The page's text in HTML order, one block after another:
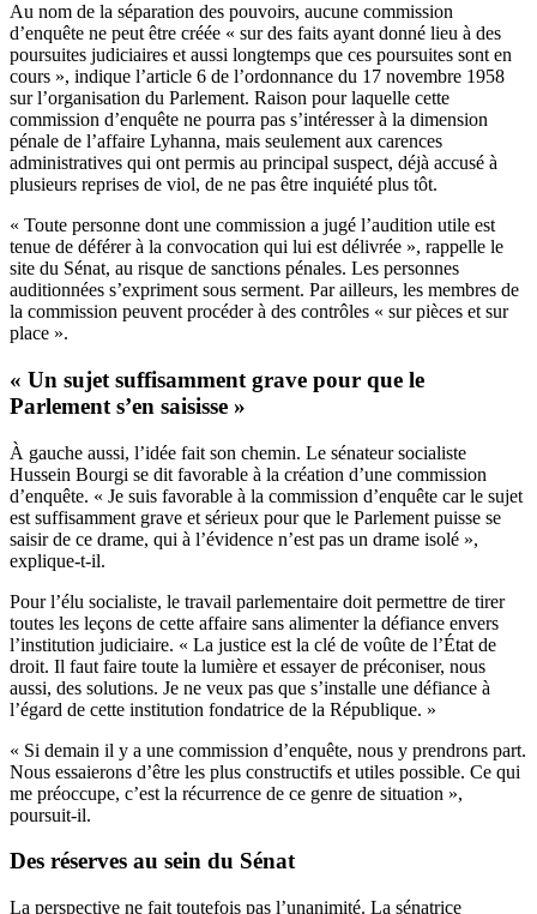
Au nom de la séparation des pouvoirs, aucune commission
d’enquête ne peut être créée « sur des faits ayant donné lieu à des
poursuites judiciaires et aussi longtemps que ces poursuites sont en
cours », indique l’article 6 de l’ordonnance du 17 novembre 1958
sur l’organisation du Parlement. Raison pour laquelle cette
commission d’enquête ne pourra pas s’intéresser à la dimension
pénale de l’affaire Lyhanna, mais seulement aux carences
administratives qui ont permis au principal suspect, déjà accusé à
plusieurs reprises de viol, de ne pas être inquiété plus tôt.
« Toute personne dont une commission a jugé l’audition utile est
tenue de déférer à la convocation qui lui est délivrée », rappelle le
site du Sénat, au risque de sanctions pénales. Les personnes
auditionnées s’expriment sous serment. Par ailleurs, les membres de
la commission peuvent procéder à des contrôles « sur pièces et sur
place ».
« Un sujet suffisamment grave pour que le
Parlement s’en saisisse »
À gauche aussi, l’idée fait son chemin. Le sénateur socialiste
Hussein Bourgi se dit favorable à la création d’une commission
d’enquête. « Je suis favorable à la commission d’enquête car le sujet
est suffisamment grave et sérieux pour que le Parlement puisse se
saisir de ce drame, qui à l’évidence n’est pas un drame isolé »,
explique-t-il.
Pour l’élu socialiste, le travail parlementaire doit permettre de tirer
toutes les leçons de cette affaire sans alimenter la défiance envers
l’institution judiciaire. « La justice est la clé de voûte de l’État de
droit. Il faut faire toute la lumière et essayer de préconiser, nous
aussi, des solutions. Je ne veux pas que s’installe une défiance à
l’égard de cette institution fondatrice de la République. »
« Si demain il y a une commission d’enquête, nous y prendrons part.
Nous essaierons d’être les plus constructifs et utiles possible. Ce qui
me préoccupe, c’est la récurrence de ce genre de situation »,
poursuit-il.
Des réserves au sein du Sénat
La perspective ne fait toutefois pas l’unanimité. La sénatrice